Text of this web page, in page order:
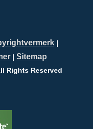
|
| Sitemap
Rights Reserved